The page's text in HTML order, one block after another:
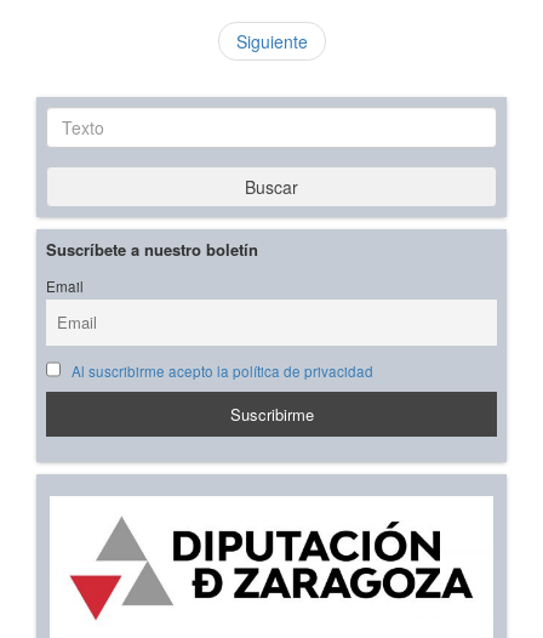
Siguiente
Texto
Buscar
Suscríbete a nuestro boletín
Email
Al suscribirme acepto la política de privacidad